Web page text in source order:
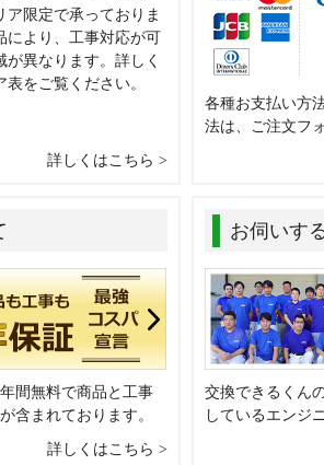
ア限定で承っておりま
により、工事対応が可
が異なります。詳しく
表をご覧ください。
詳しくはこちら
各種お支払い方
法は、ご注文フ
間無料で商品と工事
含まれております。
詳しくはこちら
お伺いす
交換できるくん
しているエンジ